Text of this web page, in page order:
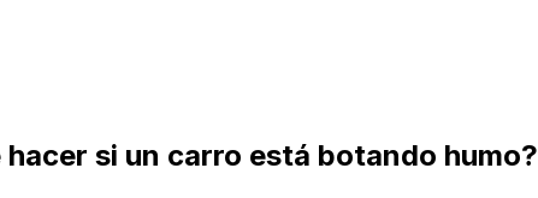
si un carro está botando humo?